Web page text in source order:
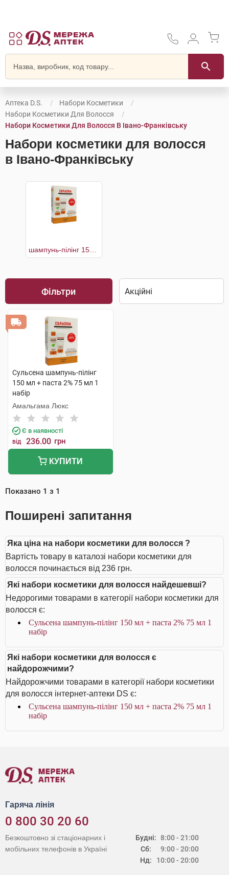
Аптека D.S.
Набори Косметики
Набори Косметики Для Волосся
Набори Косметики Для Волосся В Івано-Франківську
Набори косметики для волосся
в Івано-Франківську
Фільтри
Сульсена шампунь-пілінг
150 мл + паста 2% 75 мл 1
набір
Амальгама Люкс
Є в наявності
від 236.00 грн
КУПИТИ
Показано 1 з 1
Поширені запитання
Яка ціна на набори косметики для волосся ?
Вартість товару в каталозі набори косметики для
волосся починається від 236 грн.
Які набори косметики для волосся найдешевші?
Недорогими товарами в категорії набори косметики для
волосся є:
Сульсена шампунь-пілінг 150 мл + паста 2% 75 мл 1
набір
Які набори косметики для волосся є
найдорожчими?
Найдорожчими товарами в категорії набори косметики
для волосся інтернет-аптеки DS є:
Сульсена шампунь-пілінг 150 мл + паста 2% 75 мл 1
набір
Гаряча лінія
0 800 30 20 60
Будні:
Сб:
Нд:
8:00 - 21:00
9:00 - 20:00
10:00 - 20:00
Безкоштовно зі стаціонарних і
мобільних телефонів в Україні